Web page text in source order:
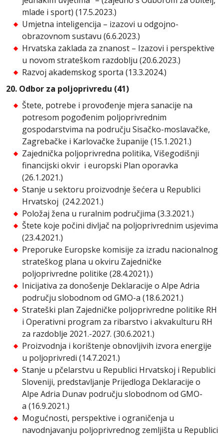
mlade i sport) (17.5.2023.)
Umjetna inteligencija – izazovi u odgojno-
obrazovnom sustavu (6.6.2023.)
Hrvatska zaklada za znanost – Izazovi i perspektive
u novom strateškom razdoblju (20.6.2023.)
Razvoj akademskog sporta (13.3.2024.)
20. Odbor za poljoprivredu (41)
Štete, potrebe i provođenje mjera sanacije na
potresom pogođenim poljoprivrednim
gospodarstvima na području Sisačko-moslavačke,
Zagrebačke i Karlovačke županije (15.1.2021.)
Zajednička poljoprivredna politika, Višegodišnji
financijski okvir i europski Plan oporavka
(26.1.2021.)
Stanje u sektoru proizvodnje šećera u Republici
Hrvatskoj (24.2.2021.)
Položaj žena u ruralnim područjima (3.3.2021.)
Štete koje počini divljač na poljoprivrednim usjevima
(23.4.2021.)
Preporuke Europske komisije za izradu nacionalnog
strateškog plana u okviru Zajedničke
poljoprivredne politike (28.4.2021).)
Inicijativa za donošenje Deklaracije o Alpe Adria
području slobodnom od GMO-a (18.6.2021.)
Strateški plan Zajedničke poljoprivredne politike RH
i Operativni program za ribarstvo i akvakulturu RH
za razdoblje 2021.-2027. (30.6.2021.)
Proizvodnja i korištenje obnovljivih izvora energije
u poljoprivredi (14.7.2021.)
Stanje u pčelarstvu u Republici Hrvatskoj i Republici
Sloveniji, predstavljanje Prijedloga Deklaracije o
Alpe Adria Dunav području slobodnom od GMO-
a (16.9.2021.)
Mogućnosti, perspektive i ograničenja u
navodnjavanju poljoprivrednog zemljišta u Republici